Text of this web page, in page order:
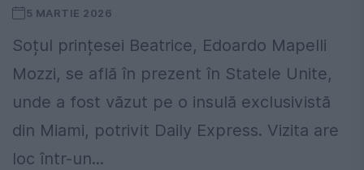
5 MARTIE 2026
Soțul prințesei Beatrice, Edoardo Mapelli
Mozzi, se află în prezent în Statele Unite,
unde a fost văzut pe o insulă exclusivistă
din Miami, potrivit Daily Express. Vizita are
loc într-un...